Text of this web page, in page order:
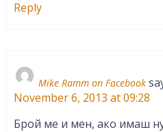
Reply
Mike Ramm on Facebook
November 6, 2013 at 09:28
Брой ме и мен, ако имаш